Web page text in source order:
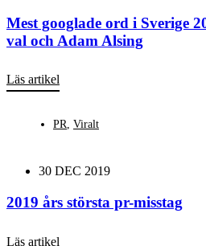
Mest googlade ord i Sverige
val och Adam Alsing
Läs artikel
PR, Viralt
30 DEC 2019
2019 års största pr-misstag
Läs artikel